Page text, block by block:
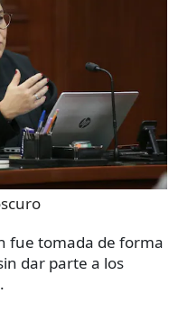
fue tomada de forma
dar parte a los